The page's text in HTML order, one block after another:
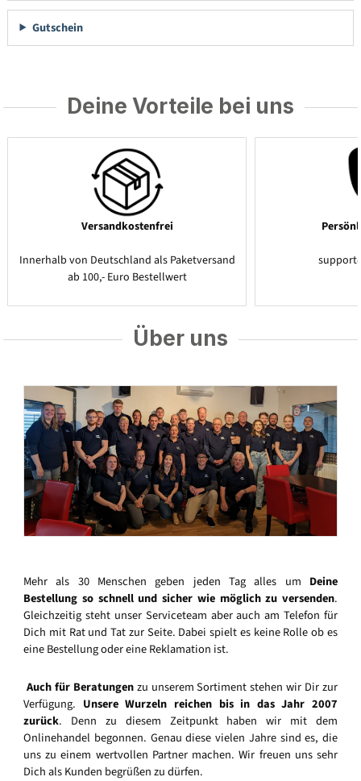
Gutschein
Deine Vorteile bei uns
Versandkostenfrei
Innerhalb von Deutschland als Paketversand
ab 100,- Euro Bestellwert
Über uns
Mehr als 30 Menschen geben jeden Tag alles um Deine
Bestellung so schnell und sicher wie möglich zu versenden.
Gleichzeitig steht unser Serviceteam aber auch am Telefon für
Dich mit Rat und Tat zur Seite. Dabei spielt es keine Rolle ob es
eine Bestellung oder eine Reklamation ist.
Auch für Beratungenzu unserem Sortiment stehen wir Dir zur
Verfügung. Unsere Wurzeln reichen bis in das Jahr 2007
zurück. Denn zu diesem Zeitpunkt haben wir mit dem
Onlinehandel begonnen. Genau diese vielen Jahre sind es, die
uns zu einem wertvollen Partner machen. Wir freuen uns sehr
Dich als Kunden begrüßen zu dürfen.